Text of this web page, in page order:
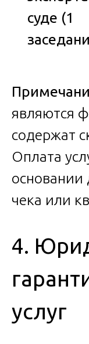
суде (1
являются
содержат
Оплата
основании
чека или
4.
услуг